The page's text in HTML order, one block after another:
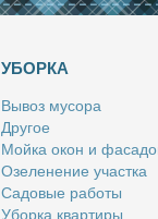
УБОРКА
Вы­воз му­со­ра
Дру­гое
Мой­ка окон и
Озе­ле­не­ние участ­ка
Са­до­вые ра­бо­ты
Убор­ка квар­ти­ры